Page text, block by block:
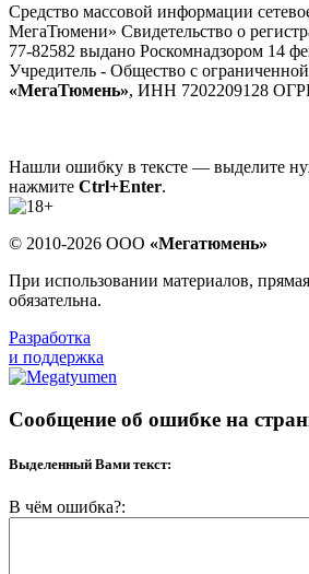
Средство массовой информации
МегаТюмени» Свидетельство о
77-82582 выдано Роскомнадзором 14
Учредитель - Общество с
«МегаТюмень», ИНН 7202209128
Нашли ошибку в тексте — выделите
нажмите Ctrl+Enter.
© 2010-2026 ООО «Мегатюмень»
При использовании материалов,
обязательна.
Разработка
и поддержка
Сообщение об ошибке на
Выделенный Вами текст:
В чём ошибка?: